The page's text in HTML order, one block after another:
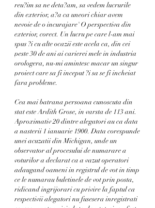
reu?im sa ne deta?am, sa vedem lucrurile
din exterior, a?a ca uneori chiar avem
nevoie de o incurajare' O perspectiva din
exterior, corect. Un lucru pe care l-am mai
spus ?i cu alte ocazii este acela ca, din cei
peste 30 de ani ai carierei mele in industria
orologera, nu-mi amintesc macar un singur
proiect care sa fi inceput ?i sa se fi incheiat
fara probleme.
Cea mai batrana persoana cunoscuta din
stat este Ardith Grose, in varsta de 113 ani.
Aproximativ 20 dintre alegatori au ca data
a nasterii 1 ianuarie 1900. Data corespunde
unei acuzatii din Michigan, unde un
observator al procesului de numarare a
voturilor a declarat ca a vazut operatori
adaugand oameni in registrul de vot in timp
ce le numarau buletinele de vot prin posta,
ridicand ingrijorari cu privire la faptul ca
respectivii alegatori nu fusesera inregistrati